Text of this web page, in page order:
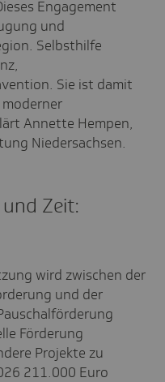
Engagement
und
Selbsthilfe
Sie ist damit
Annette Hempen,
Niedersachsen.
Zeit:
wird zwischen der
und der
Förderung
Projekte zu
211.000 Euro